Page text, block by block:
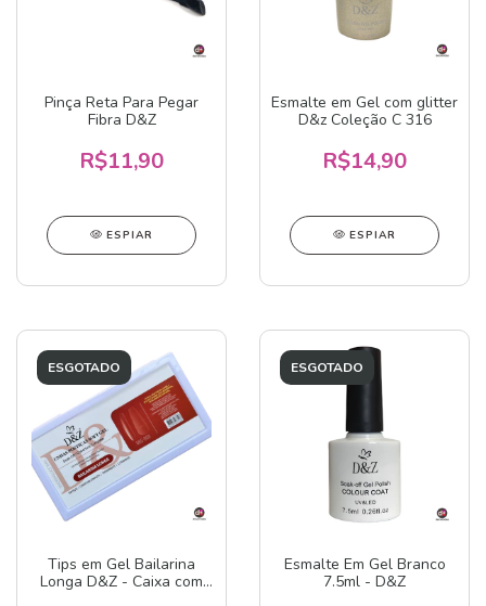
Pinça Reta Para Pegar
Fibra D&Z
R$11,90
ESPIAR
Esmalte em Gel com glitter
D&z Coleção C 316
R$14,90
ESPIAR
ESGOTADO
Tips em Gel Bailarina
Longa D&Z - Caixa com
ESGOTADO
Esmalte Em Gel Branco
7.5ml - D&Z